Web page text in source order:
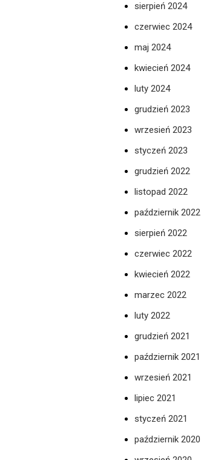
sierpień 2024
czerwiec 2024
maj 2024
kwiecień 2024
luty 2024
grudzień 2023
wrzesień 2023
styczeń 2023
grudzień 2022
listopad 2022
październik 2022
sierpień 2022
czerwiec 2022
kwiecień 2022
marzec 2022
luty 2022
grudzień 2021
październik 2021
wrzesień 2021
lipiec 2021
styczeń 2021
październik 2020